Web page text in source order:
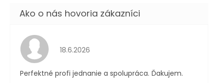
Hodnotenie obchodu je 5 z 5 hviezdičiek.
18.6.2026
Perfektné profi jednanie a spolupráca. Ďakujem.